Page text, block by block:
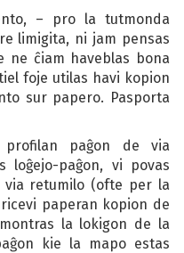
– pro la tutmonda
limigita, ni jam pensas
ne ĉiam haveblas bona
foje utilas havi kopion
sur papero. Pasporta
paĝon de via
loĝejo-paĝon, vi povas
via retumilo (ofte per la
paperan kopion de
la lokigon de la
kie la mapo estas